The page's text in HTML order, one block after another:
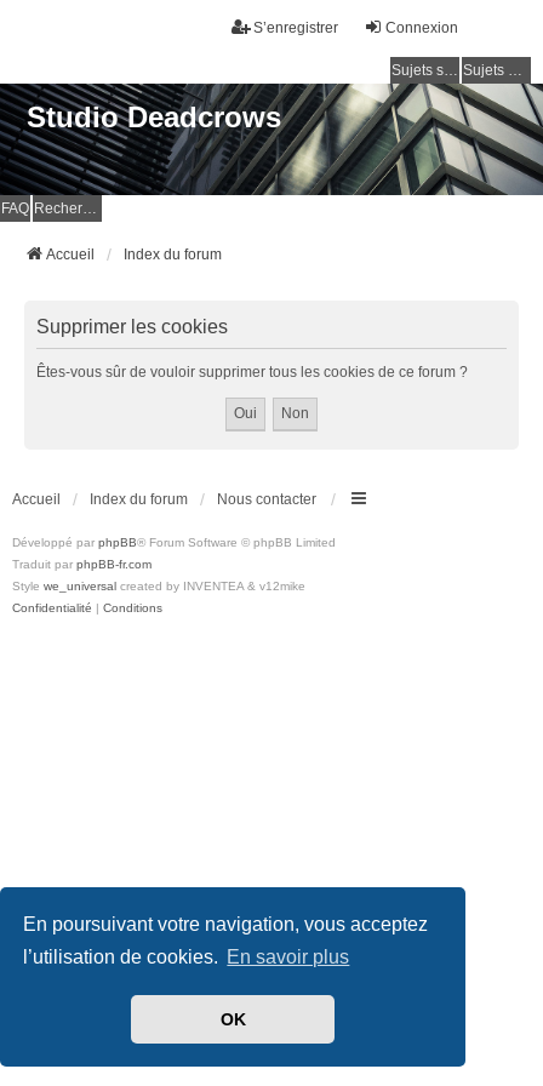
En poursuivant votre navigation, vous acceptez
l’utilisation de cookies. En savoir plus
OK
Connexion
S’enregistrer
Sujets sans réponse Sujets actifs
Studio Deadcrows
FAQ Rechercher
Accueil Index du forum
Supprimer les cookies
Êtes-vous sûr de vouloir supprimer tous les cookies de ce forum ?
Accueil Index du forum Nous contacter
Développé par phpBB® Forum Software © phpBB Limited
Traduit par phpBB-fr.com
Style we_universal created by INVENTEA & v12mike
Confidentialité | Conditions